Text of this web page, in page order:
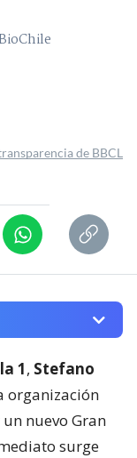
de BBCL
1, Stefano
organización
nuevo Gran
surge